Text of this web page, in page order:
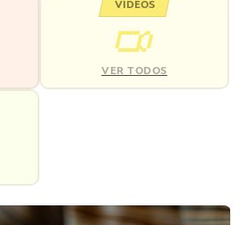
VÍDEOS
VER TODOS